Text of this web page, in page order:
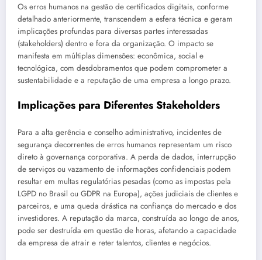
Os erros humanos na gestão de certificados digitais, conforme
detalhado anteriormente, transcendem a esfera técnica e geram
implicações profundas para diversas partes interessadas
(stakeholders) dentro e fora da organização. O impacto se
manifesta em múltiplas dimensões: econômica, social e
tecnológica, com desdobramentos que podem comprometer a
sustentabilidade e a reputação de uma empresa a longo prazo.
Implicações para Diferentes Stakeholders
Para a alta gerência e conselho administrativo, incidentes de
segurança decorrentes de erros humanos representam um risco
direto à governança corporativa. A perda de dados, interrupção
de serviços ou vazamento de informações confidenciais podem
resultar em multas regulatórias pesadas (como as impostas pela
LGPD no Brasil ou GDPR na Europa), ações judiciais de clientes e
parceiros, e uma queda drástica na confiança do mercado e dos
investidores. A reputação da marca, construída ao longo de anos,
pode ser destruída em questão de horas, afetando a capacidade
da empresa de atrair e reter talentos, clientes e negócios.